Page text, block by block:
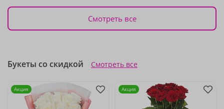
Смотреть все
Букеты со скидкой Смотреть все
Акция Акция